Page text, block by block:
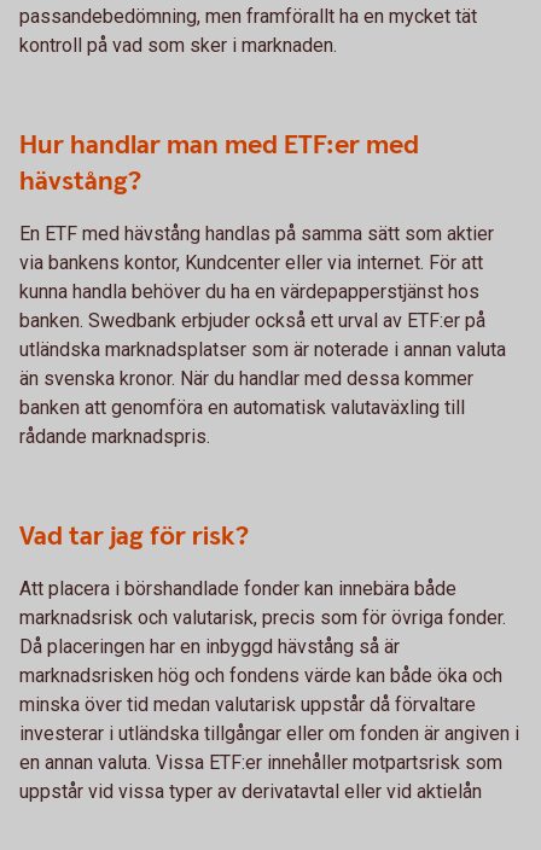
passandebedömning, men framförallt ha en mycket tät
kontroll på vad som sker i marknaden.
Hur handlar man med ETF:er med
hävstång?
En ETF med hävstång handlas på samma sätt som aktier
via bankens kontor, Kundcenter eller via internet. För att
kunna handla behöver du ha en värdepapperstjänst hos
banken. Swedbank erbjuder också ett urval av ETF:er på
utländska marknadsplatser som är noterade i annan valuta
än svenska kronor. När du handlar med dessa kommer
banken att genomföra en automatisk valutaväxling till
rådande marknadspris.
Vad tar jag för risk?
Att placera i börshandlade fonder kan innebära både
marknadsrisk och valutarisk, precis som för övriga fonder.
Då placeringen har en inbyggd hävstång så är
marknadsrisken hög och fondens värde kan både öka och
minska över tid medan valutarisk uppstår då förvaltare
investerar i utländska tillgångar eller om fonden är angiven i
en annan valuta. Vissa ETF:er innehåller motpartsrisk som
uppstår vid vissa typer av derivatavtal eller vid aktielån